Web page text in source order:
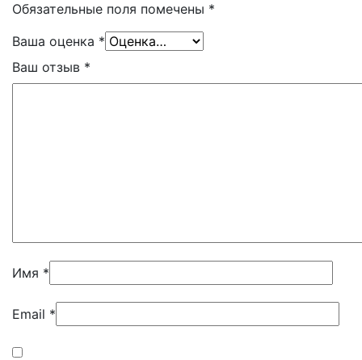
Обязательные поля помечены *
Ваша оценка *
Ваш отзыв *
Имя *
Email *